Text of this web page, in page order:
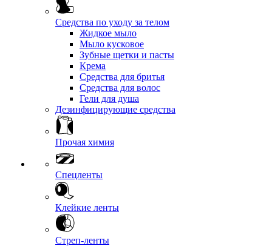
Средства по уходу за телом
Жидкое мыло
Мыло кусковое
Зубные щетки и пасты
Крема
Средства для бритья
Средства для волос
Гели для душа
Дезинфицирующие средства
Прочая химия
Спецленты
Клейкие ленты
Стреп-ленты